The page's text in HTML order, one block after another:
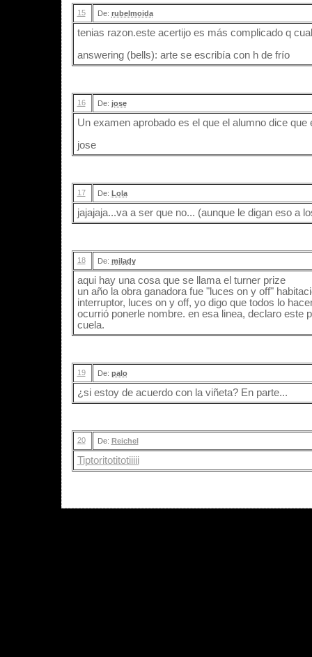
15 De: rubelmoida
tenias razon.este acertijo es más complicado q
answering (bells): arte se escribía con h de frío
16 De: jose
Un examen aprobado es el que el alumno dice que
jose
17 De: Lola
jajajaja...va a ser que no... (aunque le digan eso a
18 De: milady
aqui hay una cosa que se llama el turner prize
un año la obra ganadora fue "luces on y off"
interruptor, luces on y off, yo digo que todos lo
ocurrió ponerle nombre. en esa linea, declaro este
cuela.
19 De: palo
¿si estoy de acuerdo con la viñeta? En parte...
20 De: Reichel
Tiptoritotitotiiiii